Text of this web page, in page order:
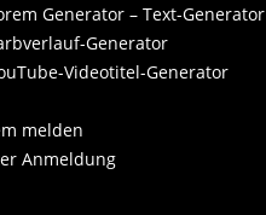
Generator – Text-Generator
Generator
Videotitel-Generator
melden
Anmeldung